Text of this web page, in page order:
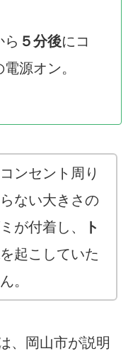
５分後にコ
源オン。
ンセント周り
ない大きさの
が付着し、
ト
を起こしていた
。
、岡山市が説明